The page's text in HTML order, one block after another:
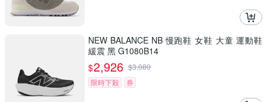
NEW BALANCE NB 慢跑鞋 女鞋 大童 運動鞋
緩震 黑 G1080B14
$2,926 $3,080
限時下殺
券